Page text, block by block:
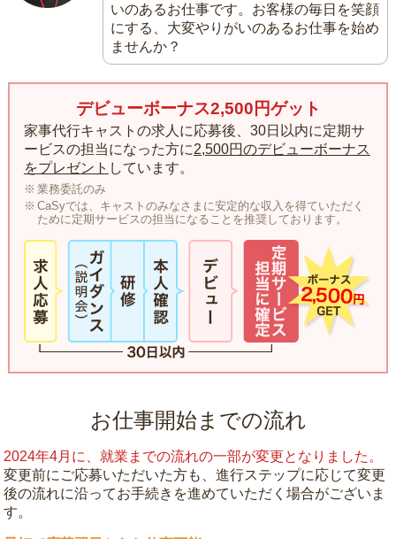
いのあるお仕事です。お客様の毎日を笑顔
にする、大変やりがいのあるお仕事を始め
ませんか？
デビューボーナス2,500円ゲット
家事代行キャストの求人に応募後、30日以内に定期サ
ービスの担当になった方に2,500円のデビューボーナス
をプレゼント しています。
業務委託のみ
CaSyでは、キャストのみなさまに安定的な収入を得ていただく
ために定期サービスの担当になることを推奨しております。
お仕事開始までの流れ
2024年4月に、就業までの流れの一部が変更となりました。
変更前にご応募いただいた方も、進行ステップに応じて変更
後の流れに沿ってお手続きを進めていただく場合がございま
す。